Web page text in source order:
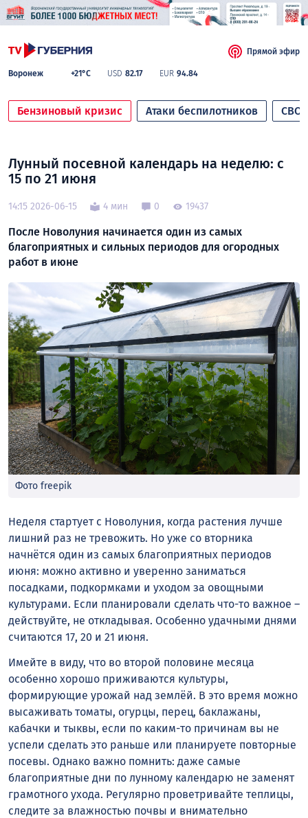
Воронеж +21°C USD 82.17 EUR 94.84
Прямой эфир
Бензиновый кризис Атаки беспилотников СВО
Лунный посевной календарь на неделю: с
15 по 21 июня
14:15 2026-06-15 4 мин 0 19437
После Новолуния начинается один из самых
благоприятных и сильных периодов для огородных
работ в июне
Фото freepik
Неделя стартует с Новолуния, когда растения лучше
лишний раз не тревожить. Но уже со вторника
начнётся один из самых благоприятных периодов
июня: можно активно и уверенно заниматься
посадками, подкормками и уходом за овощными
культурами. Если планировали сделать что-то важное –
действуйте, не откладывая. Особенно удачными днями
считаются 17, 20 и 21 июня.
Имейте в виду, что во второй половине месяца
особенно хорошо приживаются культуры,
формирующие урожай над землёй. В это время можно
высаживать томаты, огурцы, перец, баклажаны,
кабачки и тыквы, если по каким-то причинам вы не
успели сделать это раньше или планируете повторные
посевы. Однако важно помнить: даже самые
благоприятные дни по лунному календарю не заменят
грамотного ухода. Регулярно проветривайте теплицы,
следите за влажностью почвы и внимательно